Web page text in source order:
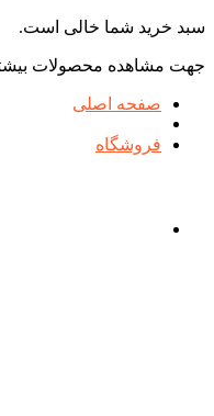
سبد خرید شما خالی است.
جهت مشاهده محصولات
صفحه اصلی
فروشگاه